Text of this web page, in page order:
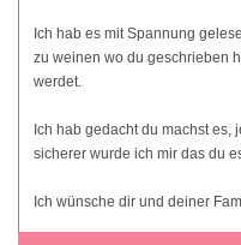
Ich hab es mit Spannung
zu weinen wo du geschrieben
werdet.
Ich hab gedacht du machst es,
sicherer wurde ich mir das du
Ich wünsche dir und deiner